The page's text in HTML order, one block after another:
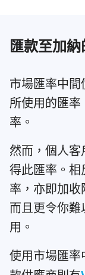
匯款至加
市場匯率中
所使用的匯
率。
然而，個人客
得此匯率。相
率，亦即加收
而且更令你
用。
使用市場匯率